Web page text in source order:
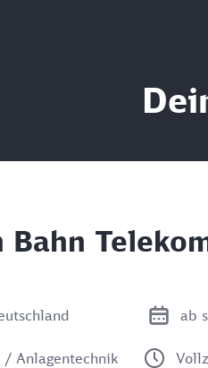
Bahn
ab
Anlagentechnik